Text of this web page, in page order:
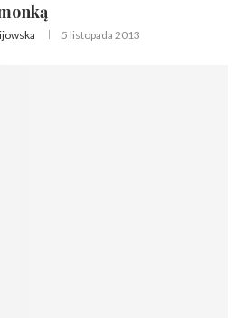
5 listopada 2013